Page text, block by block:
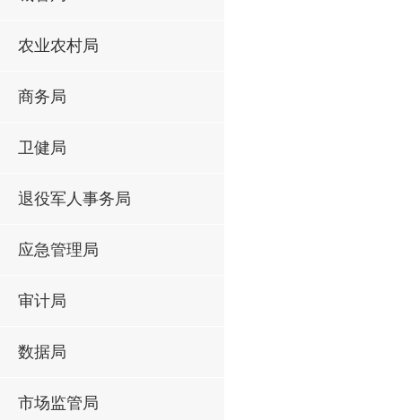
农业农村局
商务局
卫健局
退役军人事务局
应急管理局
审计局
数据局
市场监管局